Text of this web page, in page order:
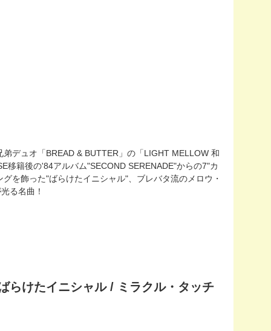
デュオ「BREAD & BUTTER」の「LIGHT MELLOW 和
移籍後の'84アルバム"SECOND SERENADE"からの7"カ
を飾った"ばらけたイニシャル"、ブレバタ流のメロウ・
る名曲！
らけたイニシャル / ミラクル・タッチ